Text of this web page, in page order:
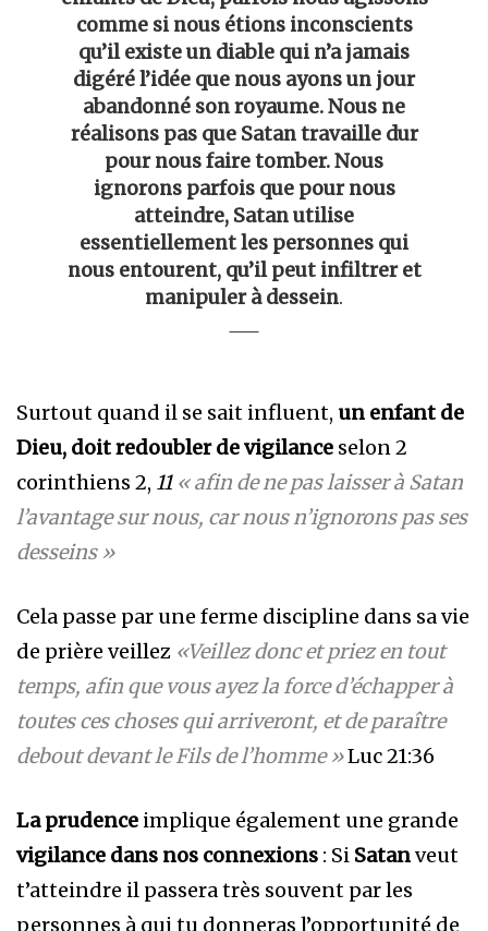
comme si nous étions inconscients
qu’il existe un diable qui n’a jamais
digéré l’idée que nous ayons un jour
abandonné son royaume. Nous ne
réalisons pas que Satan travaille dur
pour nous faire tomber. Nous
ignorons parfois que pour nous
atteindre, Satan utilise
essentiellement les personnes qui
nous entourent, qu’il peut infiltrer et
manipuler à dessein.
Surtout quand il se sait influent, un enfant de
Dieu, doit redoubler de vigilance selon 2
corinthiens 2, 11« afin de ne pas laisser à Satan
l’avantage sur nous, car nous n’ignorons pas ses
desseins »
Cela passe par une ferme discipline dans sa vie
de prière veillez «Veillez donc et priez en tout
temps, afin que vous ayez la force d’échapper à
toutes ces choses qui arriveront, et de paraître
debout devant le Fils de l’homme »Luc 21:36
La prudence implique également une grande
vigilance dans nos connexions : Si Satanveut
t’atteindre il passera très souvent par les
personnes à qui tu donneras l’opportunité de